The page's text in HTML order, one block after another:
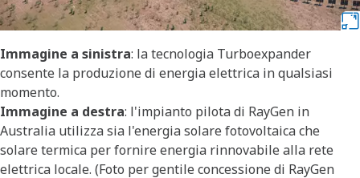
Immagine a sinistra: la tecnologia Turboexpander
consente la produzione di energia elettrica in qualsiasi
momento.
Immagine a destra: l'impianto pilota di RayGen in
Australia utilizza sia l'energia solare fotovoltaica che
solare termica per fornire energia rinnovabile alla rete
elettrica locale. (Foto per gentile concessione di RayGen